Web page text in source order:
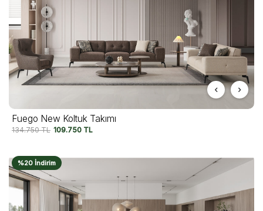
Fuego New Koltuk Takımı
134.750TL 109.750 TL
%20 İndirim